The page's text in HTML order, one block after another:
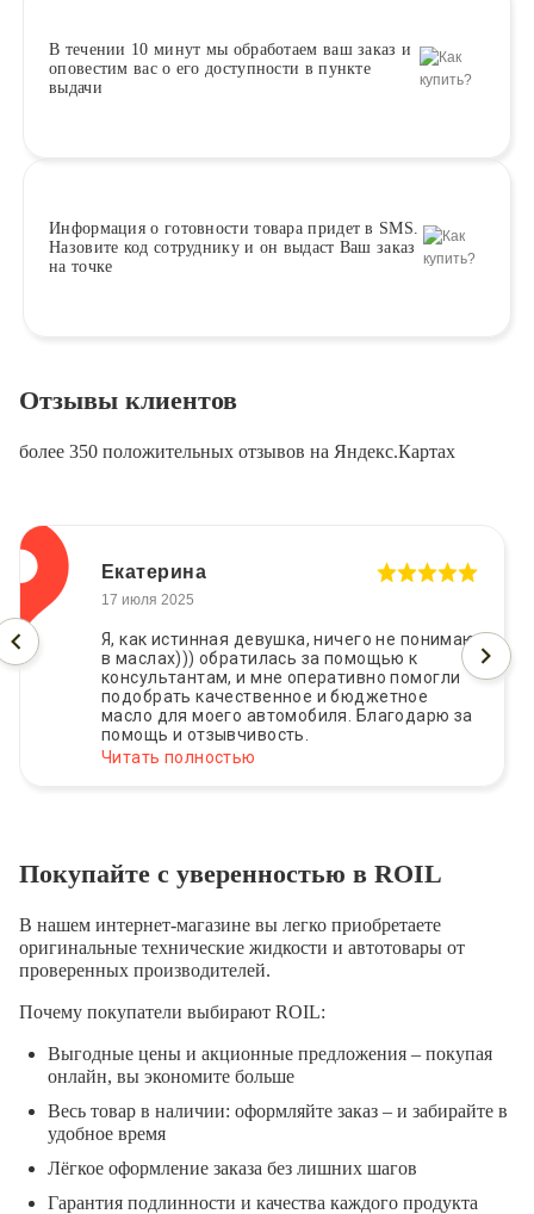
В течении 10 минут мы обработаем ваш заказ и
оповестим вас о его доступности в пункте
выдачи
Информация о готовности товара придет в SMS.
Назовите код сотруднику и он выдаст Ваш заказ
на точке
Отзывы клиентов
более 350 положительных отзывов на Яндекс.Картах
Екатерина
17 июля 2025
Я, как истинная девушка, ничего не понимаю
в маслах))) обратилась за помощью к
консультантам, и мне оперативно помогли
подобрать качественное и бюджетное
масло для моего автомобиля. Благодарю за
помощь и отзывчивость.
Читать полностью
Покупайте с уверенностью в ROIL
В нашем интернет-магазине вы легко приобретаете
оригинальные технические жидкости и автотовары от
проверенных производителей.
Почему покупатели выбирают ROIL:
Выгодные цены и акционные предложения – покупая
онлайн, вы экономите больше
Весь товар в наличии: оформляйте заказ – и забирайте в
удобное время
Лёгкое оформление заказа без лишних шагов
Гарантия подлинности и качества каждого продукта